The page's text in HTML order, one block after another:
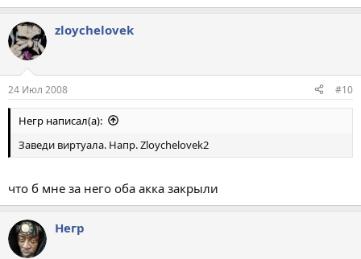
zloychelovek
24 Июл 2008 #10
Негр написал(а):
Заведи виртуала. Напр. Zloychelovek2
что б мне за него оба акка закрыли
Негр